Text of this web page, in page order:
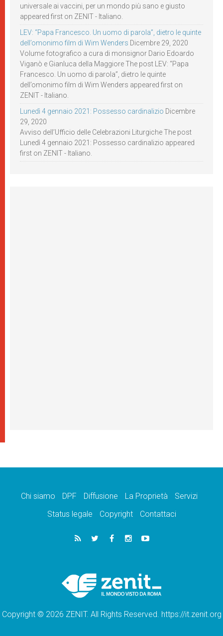
universale ai vaccini, per un mondo più sano e giusto
appeared first on ZENIT - Italiano.
LEV: “Papa Francesco. Un uomo di parola”, dietro le quinte
dell’omonimo film di Wim Wenders Dicembre 29, 2020
Volume fotografico a cura di monsignor Dario Edoardo
Viganò e Gianluca della Maggiore The post LEV: “Papa
Francesco. Un uomo di parola”, dietro le quinte
dell’omonimo film di Wim Wenders appeared first on
ZENIT - Italiano.
Lunedì 4 gennaio 2021: Possesso cardinalizio Dicembre
29, 2020
Avviso dell’Ufficio delle Celebrazioni Liturgiche The post
Lunedì 4 gennaio 2021: Possesso cardinalizio appeared
first on ZENIT - Italiano.
Chi siamo DPF Diffusione La Proprietà
Servizi
Status legale
Copyright Contattaci
Copyright © 2026 ZENIT. All Rights Reserved. https://it.zenit.org